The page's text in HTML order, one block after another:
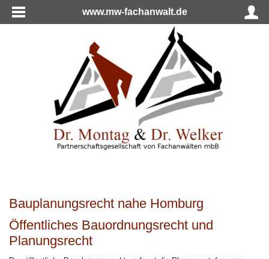
www.mw-fachanwalt.de
Bauplanungsrecht nahe Homburg
Öffentliches Bauordnungsrecht und
Planungsrecht